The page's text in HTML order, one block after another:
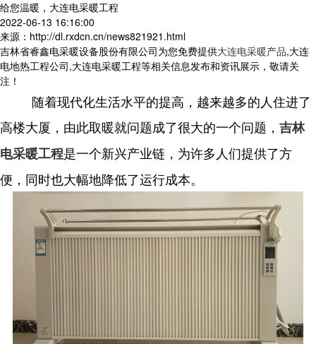
给您温暖，大连电采暖工程
2022-06-13 16:16:00
来源：http://dl.rxdcn.cn/news821921.html
吉林省睿鑫电采暖设备股份有限公司为您免费提供大连电采暖产品,大连
电地热工程公司,大连电采暖工程等相关信息发布和资讯展示，敬请关
注！
随着现代化生活水平的提高，越来越多的人住进了
高楼大厦，由此取暖就问题成了很大的一个问题， 吉林
电采暖工程是一个新兴产业链，为许多人们提供了方
便，同时也大幅地降低了运行成本。